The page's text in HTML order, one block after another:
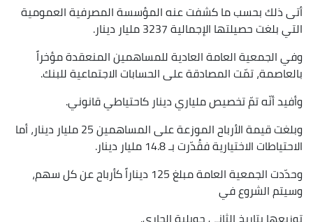
أتى ذلك بحسب ما كشفت عنه المؤسسة المصرفية العمومية
التي بلغت حصيلتها الإجمالية 3237 مليار دينار.
وفي الجمعية العامة العادية للمساهمين المنعقدة مؤخراً
بالعاصمة، تمّت المصادقة على الحسابات الاجتماعية للبنك.
وأفيد أنّه تمّ تخصيص ملياري دينار كاحتياطي قانوني.
وبلغت قيمة الأرباح الموزعة على المساهمين 25 مليار دينار، أما
الاحتياطات الاختيارية فقُدّرت بـ 14.8 مليار دينار.
وحدّدت الجمعية العامة مبلغ 125 ديناراً كأرباح عن كل سهم،
وسيتم الشروع في